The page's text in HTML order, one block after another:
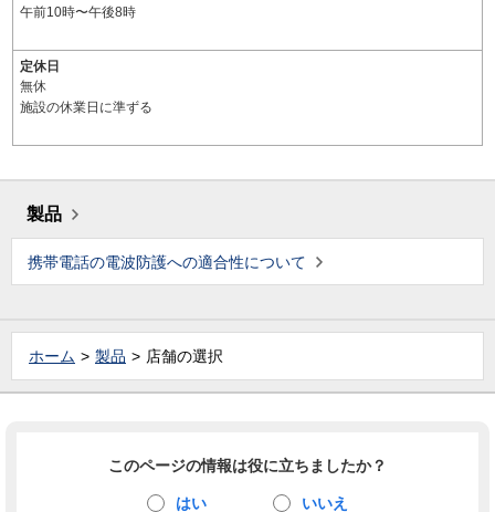
午前10時〜午後8時
定休日
無休
施設の休業日に準ずる
製品
携帯電話の電波防護への適合性について
ホーム 製品 店舗の選択
このページの情報は役に立ちましたか？
はい いいえ